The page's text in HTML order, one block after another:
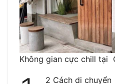
Không gian cực chill tại
2 Cách di chuyển